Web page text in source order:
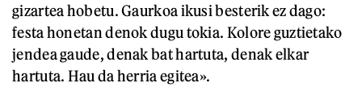
gizartea hobetu. Gaurkoa ikusi besterik ez dago:
festa honetan denok dugu tokia. Kolore guztietako
jendea gaude, denak bat hartuta, denak elkar
hartuta. Hau da herria egitea».